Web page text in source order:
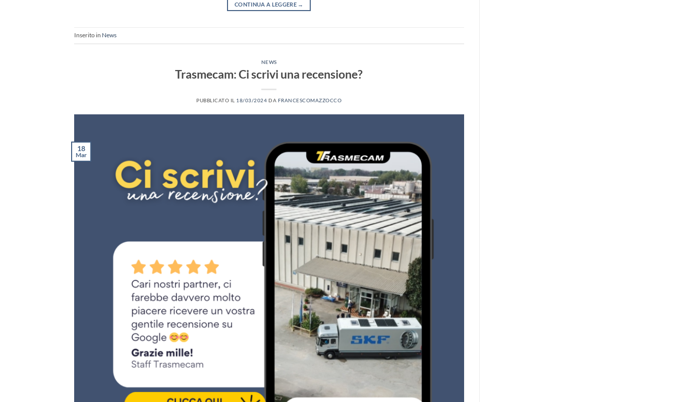
CONTINUA A LEGGERE →
Inserito in News
NEWS
Trasmecam: Ci scrivi una recensione?
PUBBLICATO IL 18/03/2024 DA FRANCESCOMAZZOCCO
18
Mar